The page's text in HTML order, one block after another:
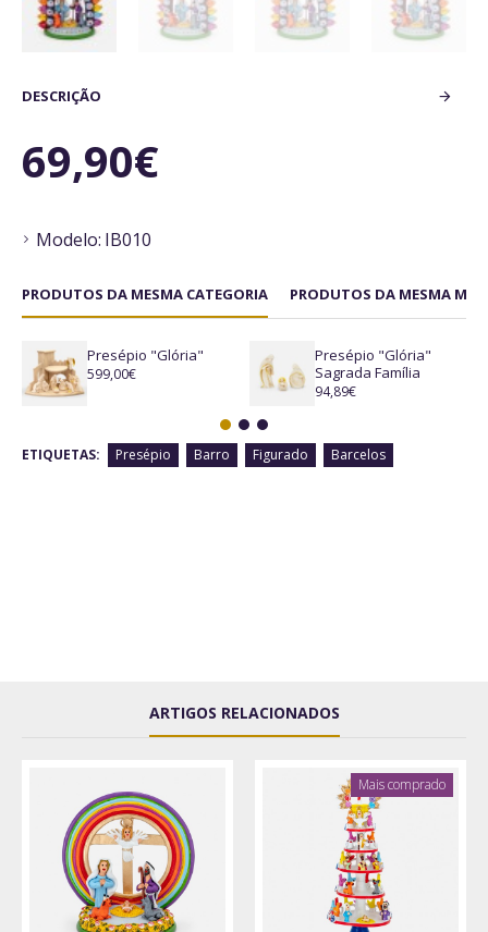
DESCRIÇÃO
Modelo: IB010
69,90€
PRODUTOS DA MESMA CATEGORIA PRODUTOS DA MESMA
Presépio "Glória"
599,00€
Presépio "Glória"
Sagrada Família
94,89€
ETIQUETAS: Presépio Barro Figurado Barcelos
ARTIGOS RELACIONADOS
Mais comprado